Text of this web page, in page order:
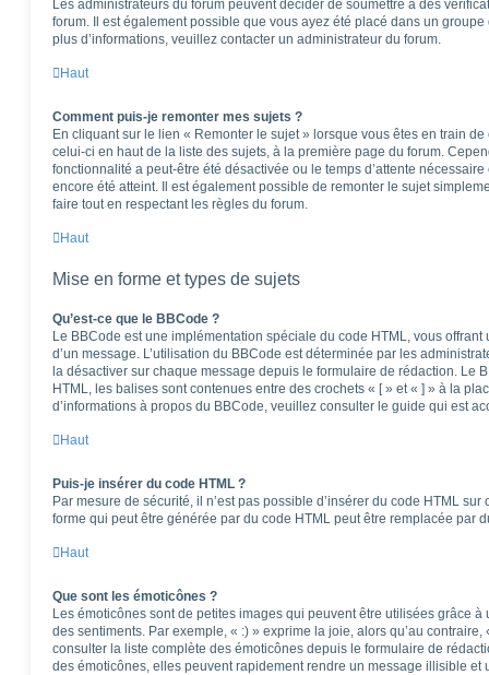
Les administrateurs du forum peuvent décider de soumettre à des
forum. Il est également possible que vous ayez été placé dans un
plus d’informations, veuillez contacter un administrateur du forum.
Haut
Comment puis-je remonter mes sujets ?
En cliquant sur le lien « Remonter le sujet » lorsque vous êtes en train
celui-ci en haut de la liste des sujets, à la première page du forum.
fonctionnalité a peut-être été désactivée ou le temps d’attente
encore été atteint. Il est également possible de remonter le sujet
faire tout en respectant les règles du forum.
Haut
Mise en forme et types de sujets
Qu’est-ce que le BBCode ?
Le BBCode est une implémentation spéciale du code HTML, vous
d’un message. L’utilisation du BBCode est déterminée par les
la désactiver sur chaque message depuis le formulaire de rédaction. Le
HTML, les balises sont contenues entre des crochets « [ » et « ] » à la
d’informations à propos du BBCode, veuillez consulter le guide qui est
Haut
Puis-je insérer du code HTML ?
Par mesure de sécurité, il n’est pas possible d’insérer du code HTML
forme qui peut être générée par du code HTML peut être remplacée par
Haut
Que sont les émoticônes ?
Les émoticônes sont de petites images qui peuvent être utilisées grâce à
des sentiments. Par exemple, « :) » exprime la joie, alors qu’au
consulter la liste complète des émoticônes depuis le formulaire de
des émoticônes, elles peuvent rapidement rendre un message illisible et